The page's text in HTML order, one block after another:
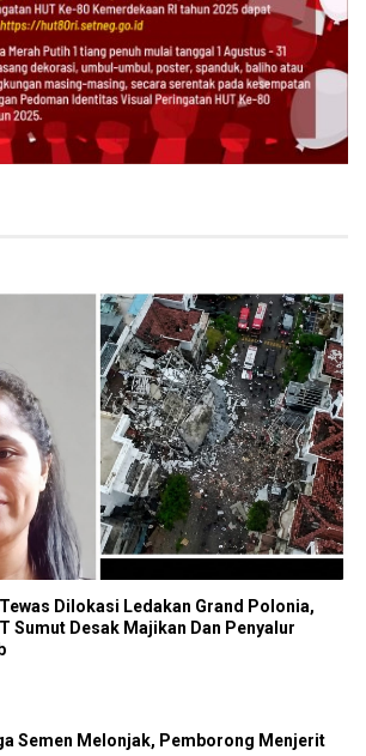
Dilokasi Ledakan Grand Polonia,
Sumut Desak Majikan Dan Penyalur
Semen Melonjak, Pemborong Menjerit